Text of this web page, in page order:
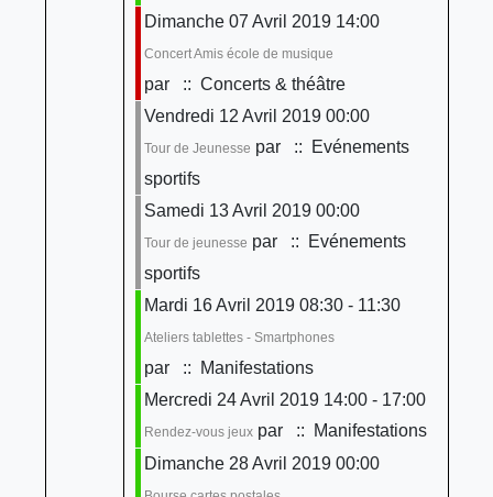
Dimanche 07 Avril 2019 14:00
Concert Amis école de musique
par
:: Concerts & théâtre
Vendredi 12 Avril 2019 00:00
Tour de Jeunesse par
:: Evénements
sportifs
Samedi 13 Avril 2019 00:00
Tour de jeunesse par
:: Evénements
sportifs
Mardi 16 Avril 2019 08:30 - 11:30
Ateliers tablettes - Smartphones
par
:: Manifestations
Mercredi 24 Avril 2019 14:00 - 17:00
Rendez-vous jeuxpar
:: Manifestations
Dimanche 28 Avril 2019 00:00